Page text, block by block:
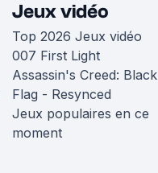
Jeux vidéo
Top 2026 Jeux vidéo
007 First Light
Assassin's Creed: Black
Flag - Resynced
Jeux populaires en ce
moment